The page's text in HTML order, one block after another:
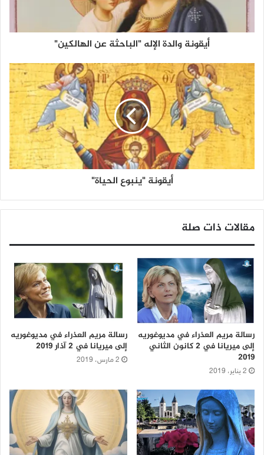
أيقونة والدة الإله "الباحثة عن الهالكين"
أيقونة "ينبوع الحياة"
مقالات ذات صلة
رسالة مريم العذراء في مديوغوريه
إلى ميريانا في 2 كانون الثاني
2019
2 يناير، 2019
رسالة مريم العذراء في مديوغوريه
إلى ميريانا في 2 آذار 2019
2 مارس، 2019